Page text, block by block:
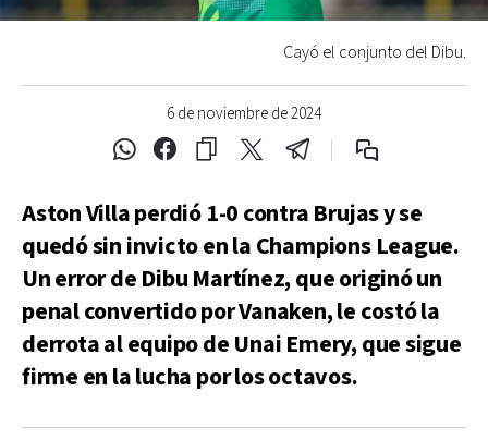
6 de noviembre de 2024
Cayó el conjunto del Dibu.
Aston Villa perdió 1-0 contra Brujas y se
quedó sin invicto en la Champions League.
Un error de Dibu Martínez, que originó un
penal convertido por Vanaken, le costó la
derrota al equipo de Unai Emery, que sigue
firme en la lucha por los octavos.